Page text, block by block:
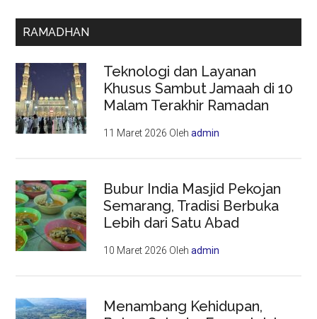
RAMADHAN
Teknologi dan Layanan
Khusus Sambut Jamaah di 10
Malam Terakhir Ramadan
11 Maret 2026 Olehadmin
Bubur India Masjid Pekojan
Semarang, Tradisi Berbuka
Lebih dari Satu Abad
10 Maret 2026 Olehadmin
Menambang Kehidupan,